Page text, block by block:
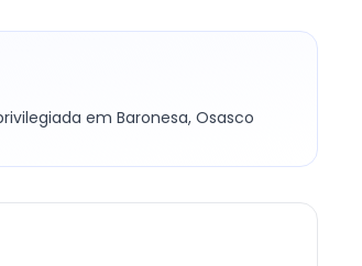
em Baronesa, Osasco